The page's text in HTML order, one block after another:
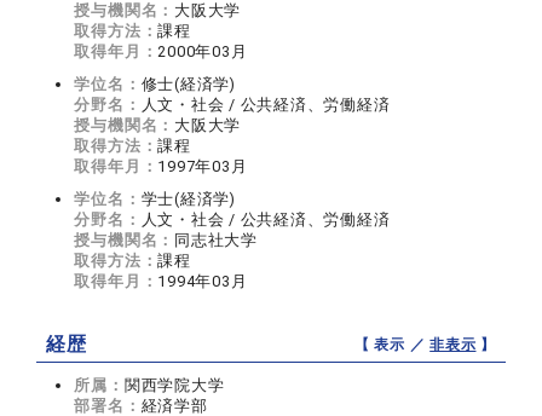
授与機関名： 大阪大学
取得方法：課程
取得年月：2000年03月
学位名： 修士(経済学)
分野名： 人文・社会 / 公共経済、労働経済
授与機関名： 大阪大学
取得方法：課程
取得年月： 1997年03月
学位名： 学士(経済学)
分野名： 人文・社会 / 公共経済、労働経済
授与機関名： 同志社大学
取得方法：課程
取得年月： 1994年03月
経歴 【 表示 ／非表示 】
所属： 関西学院大学
部署名： 経済学部